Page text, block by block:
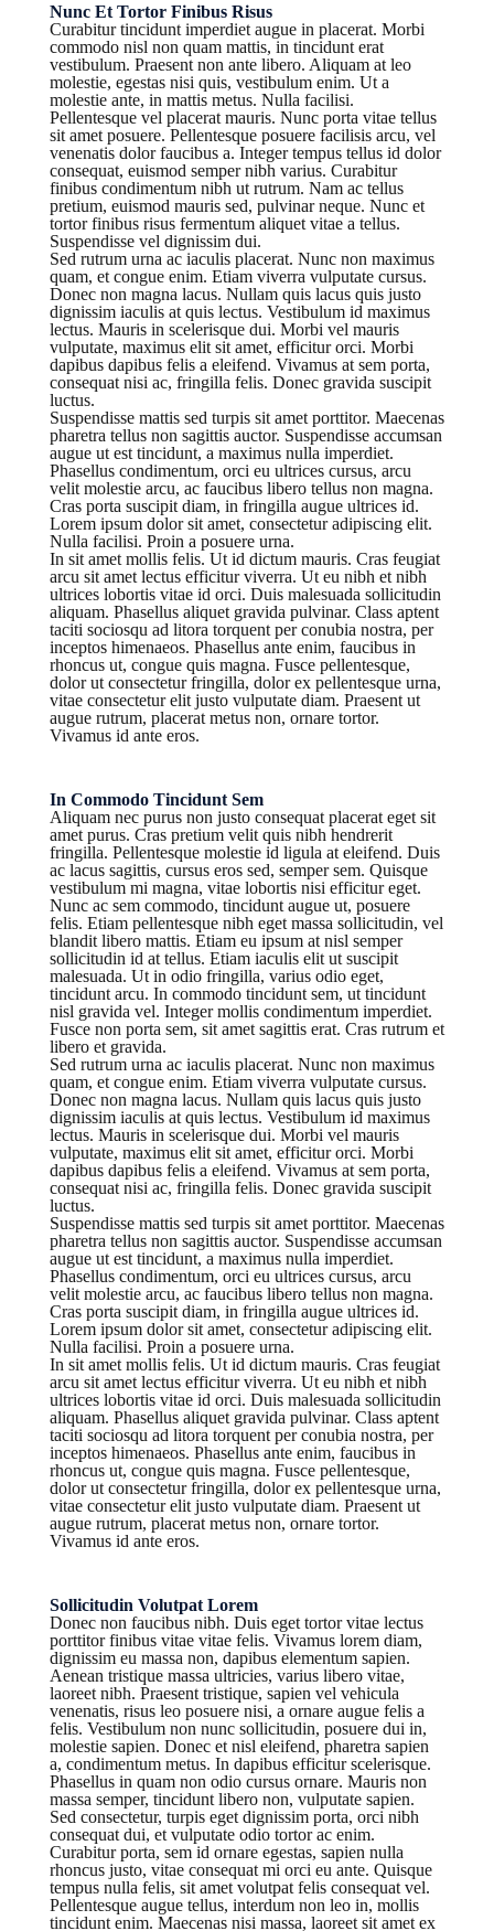
Nunc Et Tortor Finibus Risus
Curabitur tincidunt imperdiet augue in placerat. Morbi
commodo nisl non quam mattis, in tincidunt erat
vestibulum. Praesent non ante libero. Aliquam at leo
molestie, egestas nisi quis, vestibulum enim. Ut a
molestie ante, in mattis metus. Nulla facilisi.
Pellentesque vel placerat mauris. Nunc porta vitae tellus
sit amet posuere. Pellentesque posuere facilisis arcu, vel
venenatis dolor faucibus a. Integer tempus tellus id dolor
consequat, euismod semper nibh varius. Curabitur
finibus condimentum nibh ut rutrum. Nam ac tellus
pretium, euismod mauris sed, pulvinar neque. Nunc et
tortor finibus risus fermentum aliquet vitae a tellus.
Suspendisse vel dignissim dui.
Sed rutrum urna ac iaculis placerat. Nunc non maximus
quam, et congue enim. Etiam viverra vulputate cursus.
Donec non magna lacus. Nullam quis lacus quis justo
dignissim iaculis at quis lectus. Vestibulum id maximus
lectus. Mauris in scelerisque dui. Morbi vel mauris
vulputate, maximus elit sit amet, efficitur orci. Morbi
dapibus dapibus felis a eleifend. Vivamus at sem porta,
consequat nisi ac, fringilla felis. Donec gravida suscipit
luctus.
Suspendisse mattis sed turpis sit amet porttitor. Maecenas
pharetra tellus non sagittis auctor. Suspendisse accumsan
augue ut est tincidunt, a maximus nulla imperdiet.
Phasellus condimentum, orci eu ultrices cursus, arcu
velit molestie arcu, ac faucibus libero tellus non magna.
Cras porta suscipit diam, in fringilla augue ultrices id.
Lorem ipsum dolor sit amet, consectetur adipiscing elit.
Nulla facilisi. Proin a posuere urna.
In sit amet mollis felis. Ut id dictum mauris. Cras feugiat
arcu sit amet lectus efficitur viverra. Ut eu nibh et nibh
ultrices lobortis vitae id orci. Duis malesuada sollicitudin
aliquam. Phasellus aliquet gravida pulvinar. Class aptent
taciti sociosqu ad litora torquent per conubia nostra, per
inceptos himenaeos. Phasellus ante enim, faucibus in
rhoncus ut, congue quis magna. Fusce pellentesque,
dolor ut consectetur fringilla, dolor ex pellentesque urna,
vitae consectetur elit justo vulputate diam. Praesent ut
augue rutrum, placerat metus non, ornare tortor.
Vivamus id ante eros.
In Commodo Tincidunt Sem
Aliquam nec purus non justo consequat placerat eget sit
amet purus. Cras pretium velit quis nibh hendrerit
fringilla. Pellentesque molestie id ligula at eleifend. Duis
ac lacus sagittis, cursus eros sed, semper sem. Quisque
vestibulum mi magna, vitae lobortis nisi efficitur eget.
Nunc ac sem commodo, tincidunt augue ut, posuere
felis. Etiam pellentesque nibh eget massa sollicitudin, vel
blandit libero mattis. Etiam eu ipsum at nisl semper
sollicitudin id at tellus. Etiam iaculis elit ut suscipit
malesuada. Ut in odio fringilla, varius odio eget,
tincidunt arcu. In commodo tincidunt sem, ut tincidunt
nisl gravida vel. Integer mollis condimentum imperdiet.
Fusce non porta sem, sit amet sagittis erat. Cras rutrum et
libero et gravida.
Sed rutrum urna ac iaculis placerat. Nunc non maximus
quam, et congue enim. Etiam viverra vulputate cursus.
Donec non magna lacus. Nullam quis lacus quis justo
dignissim iaculis at quis lectus. Vestibulum id maximus
lectus. Mauris in scelerisque dui. Morbi vel mauris
vulputate, maximus elit sit amet, efficitur orci. Morbi
dapibus dapibus felis a eleifend. Vivamus at sem porta,
consequat nisi ac, fringilla felis. Donec gravida suscipit
luctus.
Suspendisse mattis sed turpis sit amet porttitor. Maecenas
pharetra tellus non sagittis auctor. Suspendisse accumsan
augue ut est tincidunt, a maximus nulla imperdiet.
Phasellus condimentum, orci eu ultrices cursus, arcu
velit molestie arcu, ac faucibus libero tellus non magna.
Cras porta suscipit diam, in fringilla augue ultrices id.
Lorem ipsum dolor sit amet, consectetur adipiscing elit.
Nulla facilisi. Proin a posuere urna.
In sit amet mollis felis. Ut id dictum mauris. Cras feugiat
arcu sit amet lectus efficitur viverra. Ut eu nibh et nibh
ultrices lobortis vitae id orci. Duis malesuada sollicitudin
aliquam. Phasellus aliquet gravida pulvinar. Class aptent
taciti sociosqu ad litora torquent per conubia nostra, per
inceptos himenaeos. Phasellus ante enim, faucibus in
rhoncus ut, congue quis magna. Fusce pellentesque,
dolor ut consectetur fringilla, dolor ex pellentesque urna,
vitae consectetur elit justo vulputate diam. Praesent ut
augue rutrum, placerat metus non, ornare tortor.
Vivamus id ante eros.
Sollicitudin Volutpat Lorem
Donec non faucibus nibh. Duis eget tortor vitae lectus
porttitor finibus vitae vitae felis. Vivamus lorem diam,
dignissim eu massa non, dapibus elementum sapien.
Aenean tristique massa ultricies, varius libero vitae,
laoreet nibh. Praesent tristique, sapien vel vehicula
venenatis, risus leo posuere nisi, a ornare augue felis a
felis. Vestibulum non nunc sollicitudin, posuere dui in,
molestie sapien. Donec et nisl eleifend, pharetra sapien
a, condimentum metus. In dapibus efficitur scelerisque.
Phasellus in quam non odio cursus ornare. Mauris non
massa semper, tincidunt libero non, vulputate sapien.
Sed consectetur, turpis eget dignissim porta, orci nibh
consequat dui, et vulputate odio tortor ac enim.
Curabitur porta, sem id ornare egestas, sapien nulla
rhoncus justo, vitae consequat mi orci eu ante. Quisque
tempus nulla felis, sit amet volutpat felis consequat vel.
Pellentesque augue tellus, interdum non leo in, mollis
tincidunt enim. Maecenas nisi massa, laoreet sit amet ex